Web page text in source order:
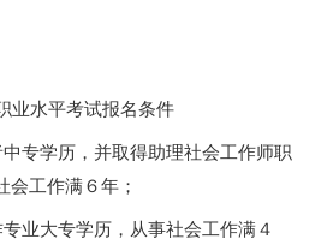
业水平考试报名条件
专学历，并取得助理社会工作师职
会工作满６年；
业大专学历，从事社会工作满４